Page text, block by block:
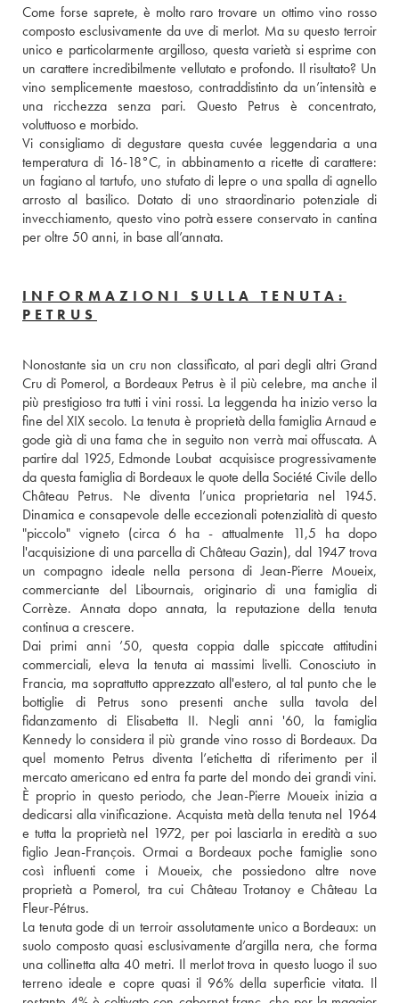
Come forse saprete, è molto raro trovare un ottimo vino rosso
composto esclusivamente da uve di merlot. Ma su questo terroir
unico e particolarmente argilloso, questa varietà si esprime con
un carattere incredibilmente vellutato e profondo. Il risultato? Un
vino semplicemente maestoso, contraddistinto da un’intensità e
una ricchezza senza pari. Questo Petrus è concentrato,
voluttuoso e morbido.
Vi consigliamo di degustare questa cuvée leggendaria a una
temperatura di 16-18°C, in abbinamento a ricette di carattere:
un fagiano al tartufo, uno stufato di lepre o una spalla di agnello
arrosto al basilico. Dotato di uno straordinario potenziale di
invecchiamento, questo vino potrà essere conservato in cantina
per oltre 50 anni, in base all’annata.
INFORMAZIONI SULLA TENUTA:
PETRUS
Nonostante sia un cru non classificato, al pari degli altri Grand
Cru di Pomerol, a Bordeaux Petrus è il più celebre, ma anche il
più prestigioso tra tutti i vini rossi. La leggenda ha inizio verso la
fine del XIX secolo. La tenuta è proprietà della famiglia Arnaud e
gode già di una fama che in seguito non verrà mai offuscata. A
partire dal 1925, Edmonde Loubat  acquisisce progressivamente
da questa famiglia di Bordeaux le quote della Société Civile dello
Château Petrus. Ne diventa l’unica proprietaria nel 1945.
Dinamica e consapevole delle eccezionali potenzialità di questo
"piccolo" vigneto (circa 6 ha - attualmente 11,5 ha dopo
l'acquisizione di una parcella di Château Gazin), dal 1947 trova
un compagno ideale nella persona di Jean-Pierre Moueix,
commerciante del Libournais, originario di una famiglia di
Corrèze. Annata dopo annata, la reputazione della tenuta
continua a crescere.
Dai primi anni ’50, questa coppia dalle spiccate attitudini
commerciali, eleva la tenuta ai massimi livelli. Conosciuto in
Francia, ma soprattutto apprezzato all'estero, al tal punto che le
bottiglie di Petrus sono presenti anche sulla tavola del
fidanzamento di Elisabetta II. Negli anni '60, la famiglia
Kennedy lo considera il più grande vino rosso di Bordeaux. Da
quel momento Petrus diventa l’etichetta di riferimento per il
mercato americano ed entra fa parte del mondo dei grandi vini.
È proprio in questo periodo, che Jean-Pierre Moueix inizia a
dedicarsi alla vinificazione. Acquista metà della tenuta nel 1964
e tutta la proprietà nel 1972, per poi lasciarla in eredità a suo
figlio Jean-François. Ormai a Bordeaux poche famiglie sono
così influenti come i Moueix, che possiedono altre nove
proprietà a Pomerol, tra cui Château Trotanoy e Château La
Fleur-Pétrus.
La tenuta gode di un terroir assolutamente unico a Bordeaux: un
suolo composto quasi esclusivamente d’argilla nera, che forma
una collinetta alta 40 metri. Il merlot trova in questo luogo il suo
terreno ideale e copre quasi il 96% della superficie vitata. Il